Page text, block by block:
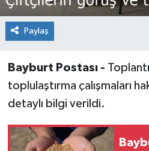
Paylaş
Bayburt Postası -
toplulaştırma çalışmaları
detaylı bilgi verildi.